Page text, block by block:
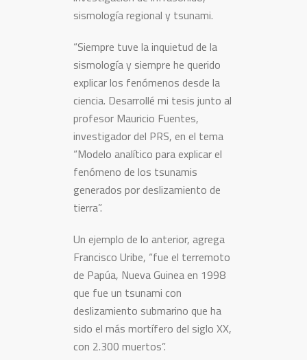
sismología regional y tsunami.
“Siempre tuve la inquietud de la
sismología y siempre he querido
explicar los fenómenos desde la
ciencia. Desarrollé mi tesis junto al
profesor Mauricio Fuentes,
investigador del PRS, en el tema
“Modelo analítico para explicar el
fenómeno de los tsunamis
generados por deslizamiento de
tierra”.
Un ejemplo de lo anterior, agrega
Francisco Uribe, “fue el terremoto
de Papúa, Nueva Guinea en 1998
que fue un tsunami con
deslizamiento submarino que ha
sido el más mortífero del siglo XX,
con 2.300 muertos”.